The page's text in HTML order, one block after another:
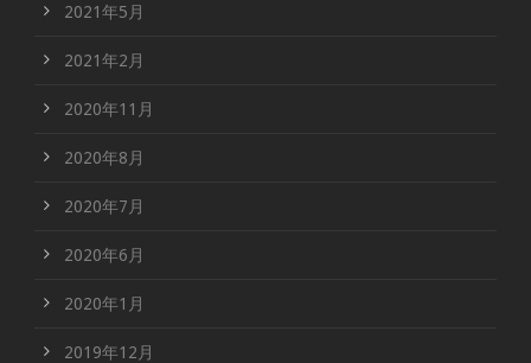
2021年5月
2021年2月
2020年11月
2020年8月
2020年7月
2020年6月
2020年1月
2019年12月